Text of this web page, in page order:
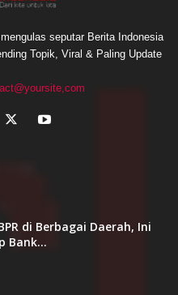
seputar Berita Indonesia
Topik, Viral & Paling Update
di Berbagai Daerah, Ini
Bank...